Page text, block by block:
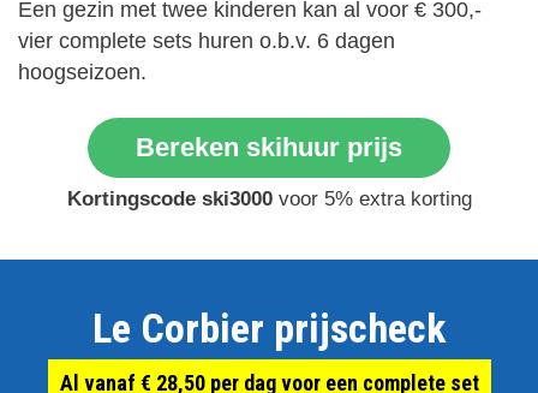
Een gezin met twee kinderen kan al voor € 300,-
vier complete sets huren o.b.v. 6 dagen
hoogseizoen.
Bereken skihuur prijs
Kortingscode ski3000 voor 5% extra korting
Le Corbier prijscheck
Al vanaf € 28,50 per dag voor een complete set